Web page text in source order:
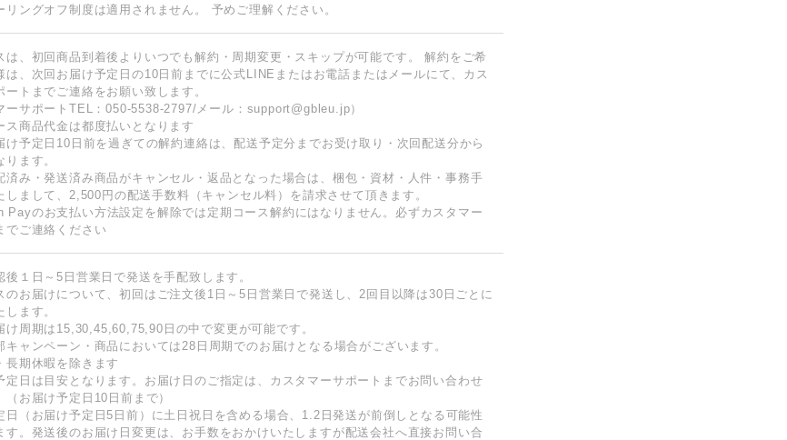
リングオフ制度は適用されません。 予めご理解ください。
は、初回商品到着後よりいつでも解約・周期変更・スキップが可能です。 解約をご希
は、次回お届け予定日の10日前までに公式LINEまたはお電話またはメールにて、カス
ートまでご連絡をお願い致します。
ーサポートTEL：050-5538-2797/メール：support@gbleu.jp）
商品代金は都度払いとなります
予定日10日前を過ぎての解約連絡は、配送予定分までお受け取り・次回配送分から
ます。
み・発送済み商品がキャンセル・返品となった場合は、梱包・資材・人件・事務手
しまして、2,500円の配送手数料（キャンセル料）を請求させて頂きます。
のお支払い方法設定を解除では定期コース解約にはなりません。必ずカスタマー
でご連絡ください
後１日～5日営業日で発送を手配致します。
のお届けについて、初回はご注文後1日～5日営業日で発送し、2回目以降は30日ごとに
ます。
け周期は15,30,45,60,75,90日の中で変更が可能です。
キャンペーン・商品においては28日周期でのお届けとなる場合がございます。
期休暇を除きます
日は目安となります。お届け日のご指定は、カスタマーサポートまでお問い合わせ
（お届け予定日10日前まで）
（お届け予定日5日前）に土日祝日を含める場合、1.2日発送が前倒しとなる可能性
す。発送後のお届け日変更は、お手数をおかけいたしますが配送会社へ直接お問い合